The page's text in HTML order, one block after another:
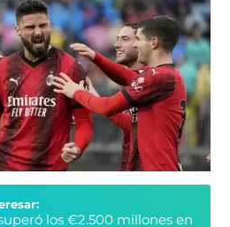
los €2.500 millones en